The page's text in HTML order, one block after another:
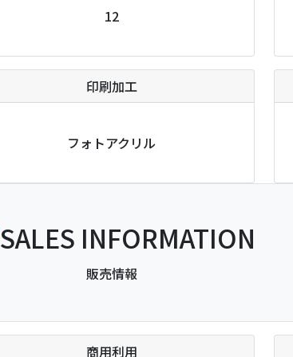
12
印刷加工
フォトアクリル
SALES INFORMATION
販売情報
商用利用